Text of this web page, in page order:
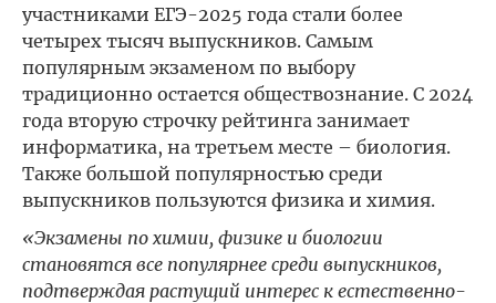
участниками ЕГЭ-2025 года стали более
четырех тысяч выпускников. Самым
популярным экзаменом по выбору
традиционно остается обществознание. С 2024
года вторую строчку рейтинга занимает
информатика, на третьем месте – биология.
Также большой популярностью среди
выпускников пользуются физика и химия.
«Экзамены по химии, физике и биологии
становятся все популярнее среди выпускников,
подтверждая растущий интерес к естественно-